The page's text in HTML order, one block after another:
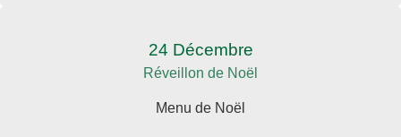
24 Décembre
Réveillon de Noël
Menu de Noël